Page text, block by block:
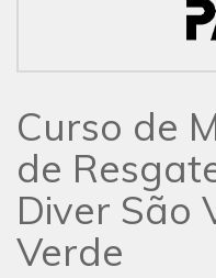
Curso de
de
Diver São
Verde